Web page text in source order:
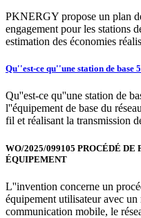
PKNERGY propose un plan
engagement pour les stations
estimation des économies
Qu''est-ce qu''une station de base
Qu''est-ce qu''une station de
l''équipement de base du
fil et réalisant la transmission
WO/2025/099105 PROCÉDÉ
ÉQUIPEMENT
L''invention concerne un
équipement utilisateur avec un
communication mobile, le